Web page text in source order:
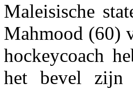
Maleisische
Mahmood (60)
hockeycoach
het bevel zijn